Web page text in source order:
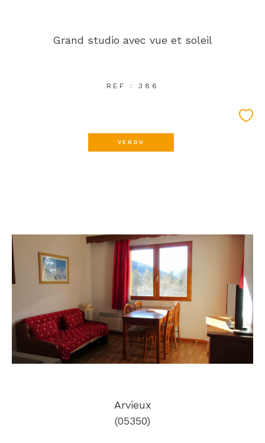
Grand studio avec vue et soleil
REF : 386
VENDU
Arvieux
(05350)